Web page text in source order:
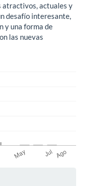
actuales y
desafío interesante,
y una forma de
las nuevas